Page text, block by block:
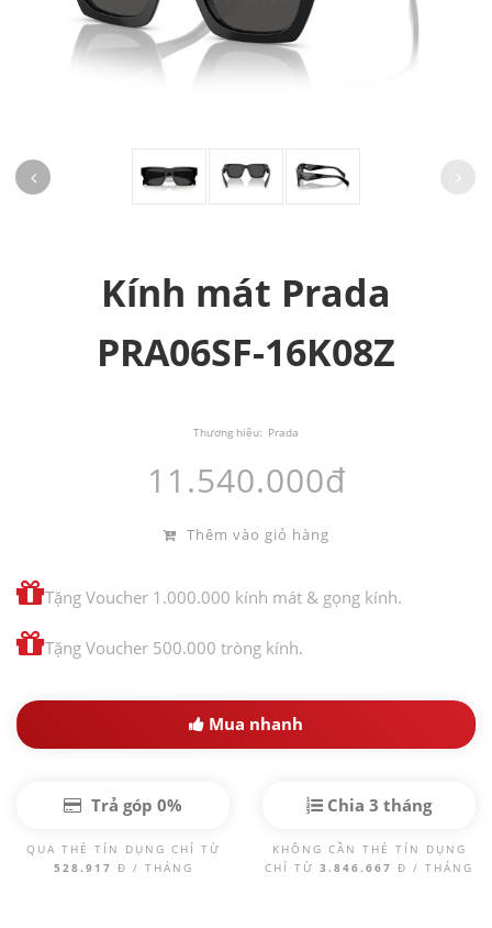
Kính mát Prada
PRA06SF-16K08Z
Thương hiệu: Prada
11.540.000đ
Thêm vào giỏ hàng
Tặng Voucher 1.000.000 kính mát & gọng kính.
Tặng Voucher 500.000 tròng kính.
Mua nhanh
Trả góp 0%
QUA THẺ TÍN DỤNG CHỈ TỪ
528.917 Đ / THÁNG
Chia 3 tháng
KHÔNG CẦN THẺ TÍN DỤNG
CHỈ TỪ 3.846.667 Đ / THÁNG